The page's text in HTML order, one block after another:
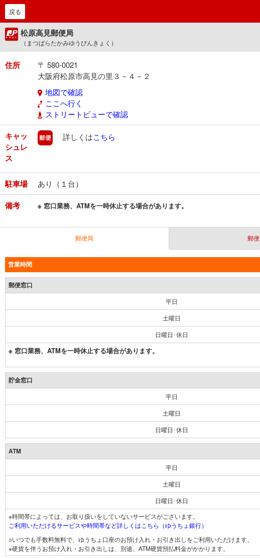
戻る
松原高見郵便局
（まつばらたかみゆうびんきょく）
住所
〒 580-0021
大阪府松原市高見の里３－４－２
地図で確認
ここへ行く
ストリートビューで確認
キャッ
シュレ
ス
郵便
詳しくはこちら
駐車場 あり（１台）
備考 ※ 窓口業務、ATMを一時休止する場合があります。
郵便局 郵便
営業時間
郵便窓口
平日
土曜日
日曜日･休日
※ 窓口業務、ATMを一時休止する場合があります。
貯金窓口
平日
土曜日
日曜日･休日
ATM
平日
土曜日
日曜日･休日
※時間帯によっては、お取り扱いをしていないサービスがございます。
ご利用いただけるサービスや時間帯など詳しくはこちら（ゆうちょ銀行）
○いつでも手数料無料で、ゆうちょ口座のお預け入れ・お引き出しをご利用いただけます。
※硬貨を伴うお預け入れ・お引き出しは、別途、ATM硬貨預払料金がかかります。